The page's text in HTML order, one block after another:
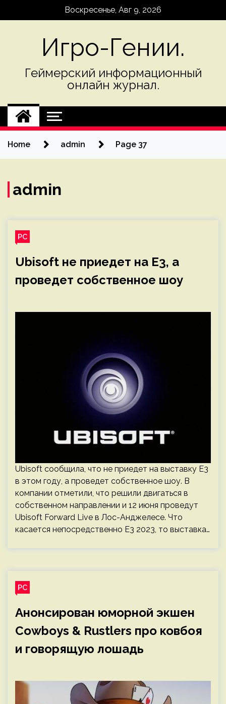
Воскресенье, Авг 9, 2026
Игро-Гении.
Геймерский информационный
онлайн журнал.
Home admin Page 37
admin
PC
Ubisoft не приедет на E3, а
проведет собственное шоу
Ubisoft сообщила, что не приедет на выставку E3
в этом году, а проведет собственное шоу. В
компании отметили, что решили двигаться в
собственном направлении и 12 июня проведут
Ubisoft Forward Live в Лос-Анджелесе. Что
касается непосредственно E3 2023, то выставка…
PC
Анонсирован юморной экшен
Cowboys & Rustlers про ковбоя
и говорящую лошадь